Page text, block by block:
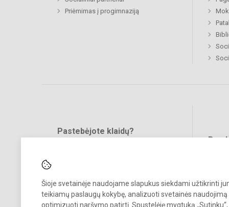
Šioje svetainėje naudojame slapukus siekdami užtikrinti
teikiamų paslaugų kokybę, analizuoti svetainės naudojimą
optimizuoti naršymo patirtį. Spustelėję mygtuką „Sutinku“,
Priėmimas į progimnaziją
Pastebėjote klaidų?